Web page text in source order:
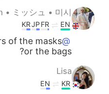
• ミッシュ • 미시
EN
FR
JP
KR
@Lisa
of the masks
or the bags?
Lisa
KR
EN